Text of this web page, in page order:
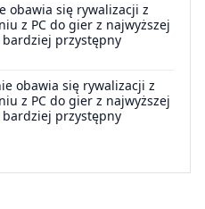
obawia się rywalizacji z
z PC do gier z najwyższej
bardziej przystępny
obawia się rywalizacji z
z PC do gier z najwyższej
bardziej przystępny